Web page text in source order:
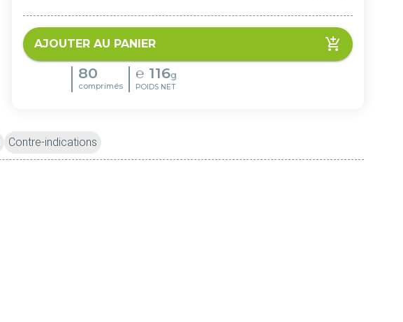
AJOUTER AU PANIER
80
comprimés
℮ 116g
POIDS NET
Contre-indications